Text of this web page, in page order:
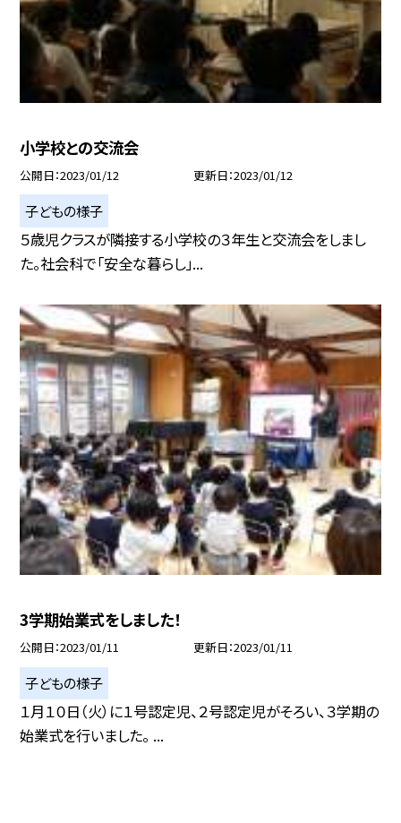
小学校との交流会
公開日 2023/01/12 更新日 2023/01/12
子どもの様子
５歳児クラスが隣接する小学校の３年生と交流会をしまし
た。社会科で「安全な暮らし」...
3学期始業式をしました！
公開日 2023/01/11 更新日 2023/01/11
子どもの様子
１月１０日（火）に１号認定児、２号認定児がそろい、３学期の
始業式を行いました。 ...